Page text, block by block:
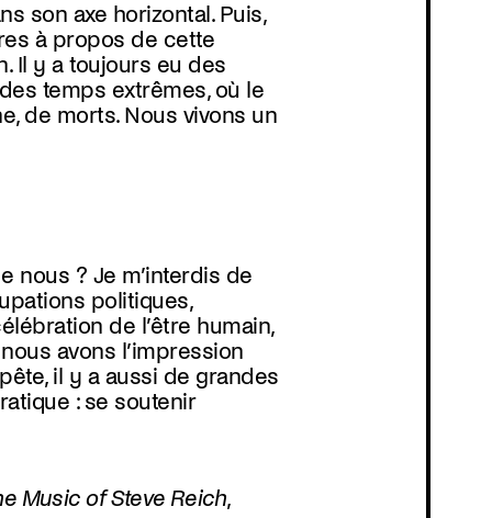
son axe horizontal. Puis,
à propos de cette
Il y a toujours eu des
temps extrêmes, où le
de morts. Nous vivons un
nous ? Je m’interdis de
politiques,
de l’être humain,
avons l’impression
il y a aussi de grandes
: se soutenir
Music of Steve Reich,